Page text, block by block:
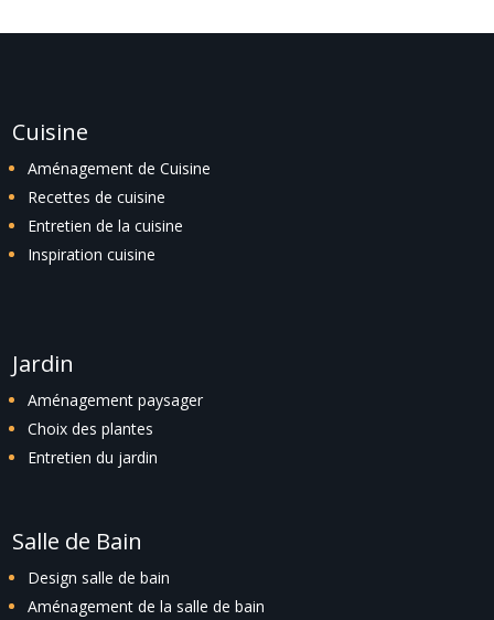
Cuisine
Aménagement de Cuisine
Recettes de cuisine
Entretien de la cuisine
Inspiration cuisine
Jardin
Aménagement paysager
Choix des plantes
Entretien du jardin
Salle de Bain
Design salle de bain
Aménagement de la salle de bain